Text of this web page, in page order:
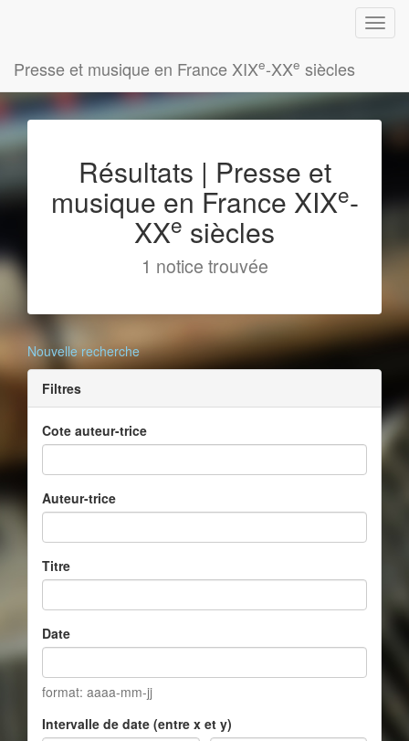
Presse et musique en France XIXe-XXe siècles
Résultats | Presse et
musique en France XIXe-
XXe siècles
1 notice trouvée
Nouvelle recherche
Filtres
Cote auteur-trice
Auteur-trice
Titre
Date
format: aaaa-mm-jj
Intervalle de date (entre x et y)